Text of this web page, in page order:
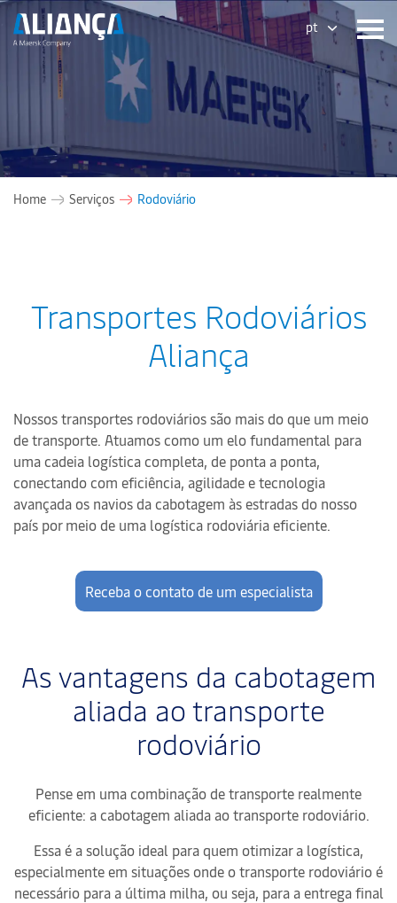
pt
Home Serviços Rodoviário
Transportes Rodoviários
Aliança
Nossos transportes rodoviários são mais do que um meio
de transporte. Atuamos como um elo fundamental para
uma cadeia logística completa, de ponta a ponta,
conectando com eficiência, agilidade e tecnologia
avançada os navios da cabotagem às estradas do nosso
país por meio de uma logística rodoviária eficiente.
Receba o contato de um especialista
As vantagens da cabotagem
aliada ao transporte
rodoviário
Pense em uma combinação de transporte realmente
eficiente: a cabotagem aliada ao transporte rodoviário.
Essa é a solução ideal para quem otimizar a logística,
especialmente em situações onde o transporte rodoviário é
necessário para a última milha, ou seja, para a entrega final